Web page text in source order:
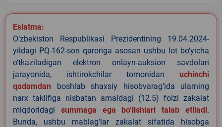
Eslatma:
O‘zbekiston Respublikasi Prezidentining 19.04.2024-
yildagi PQ-162-son qaroriga asosan ushbu lot bo‘yicha
o‘tkaziladigan elektron onlayn-auksion savdolari
jarayonida, ishtirokchilar tomonidan uchinchi
qadamdan boshlab shaxsiy hisobvarag‘ida ularning
narx taklifiga nisbatan amaldagi (12.5) foizi zakalat
miqdoridagi summaga ega bo‘lishlari talab etiladi.
Bunda, ushbu mablag‘lar zakalat sifatida hisobga